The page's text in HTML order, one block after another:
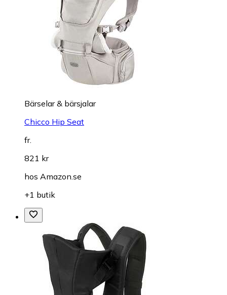
Bärselar & bärsjalar
Chicco Hip Seat
fr.
821 kr
hos Amazon.se
+1 butik